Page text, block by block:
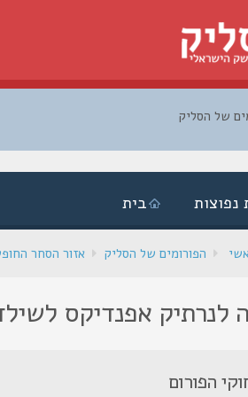
של הסליק
בית נפוצות
הפורומים של הסליק אזור הסחר
לנרתיק אפנדיקס
הפורום